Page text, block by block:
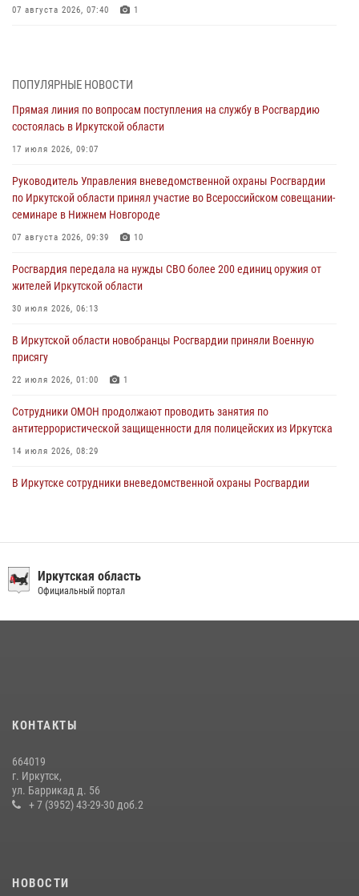
07 августа 2026, 07:40 1
В Иркутске состоялся чемпионат Управления Росгвардии по
Иркутской области по самбо
Военнослужащий Росгвардии из Иркутска поучаствовал в окружном
этапе всероссийского конкурса наставников «Быть, а не казаться»
04 августа 2026, 07:14 3
Росгвардейцы потушили загоревшийся автомобиль в Иркутске
03 августа 2026, 04:55
Дню Воздушно-десантных войск в Иркутской области
03 августа 2026, 03:32
ПОПУЛЯРНЫЕ НОВОСТИ
Прямая линия по вопросам поступления на службу в Росгвардию
состоялась в Иркутской области
17 июля 2026, 09:07
Руководитель Управления вневедомственной охраны Росгвардии
по Иркутской области принял участие во Всероссийском совещании-
семинаре в Нижнем Новгороде
07 августа 2026, 09:39 10
Росгвардия передала на нужды СВО более 200 единиц оружия от
жителей Иркутской области
30 июля 2026, 06:13
В Иркутской области новобранцы Росгвардии приняли Военную
присягу
22 июля 2026, 01:00 1
Сотрудники ОМОН продолжают проводить занятия по
антитеррористической защищенности для полицейских из Иркутска
14 июля 2026, 08:29
В Иркутске сотрудники вневедомственной охраны Росгвардии
преступной группы, организовавшей бизнес по оказанию интим-
услуг
пенсионерку, страдающую потерей памяти
Сотрудники СОБР «Байкал» Росгвардии отработали ликвидацию
условных диверсионных групп в различных условиях местности
Иркутская область
Официальный портал
КОНТАКТЫ
664019
г. Иркутск,
ул. Баррикад д. 56
+ 7 (3952) 43-29-30 доб.2
НОВОСТИ